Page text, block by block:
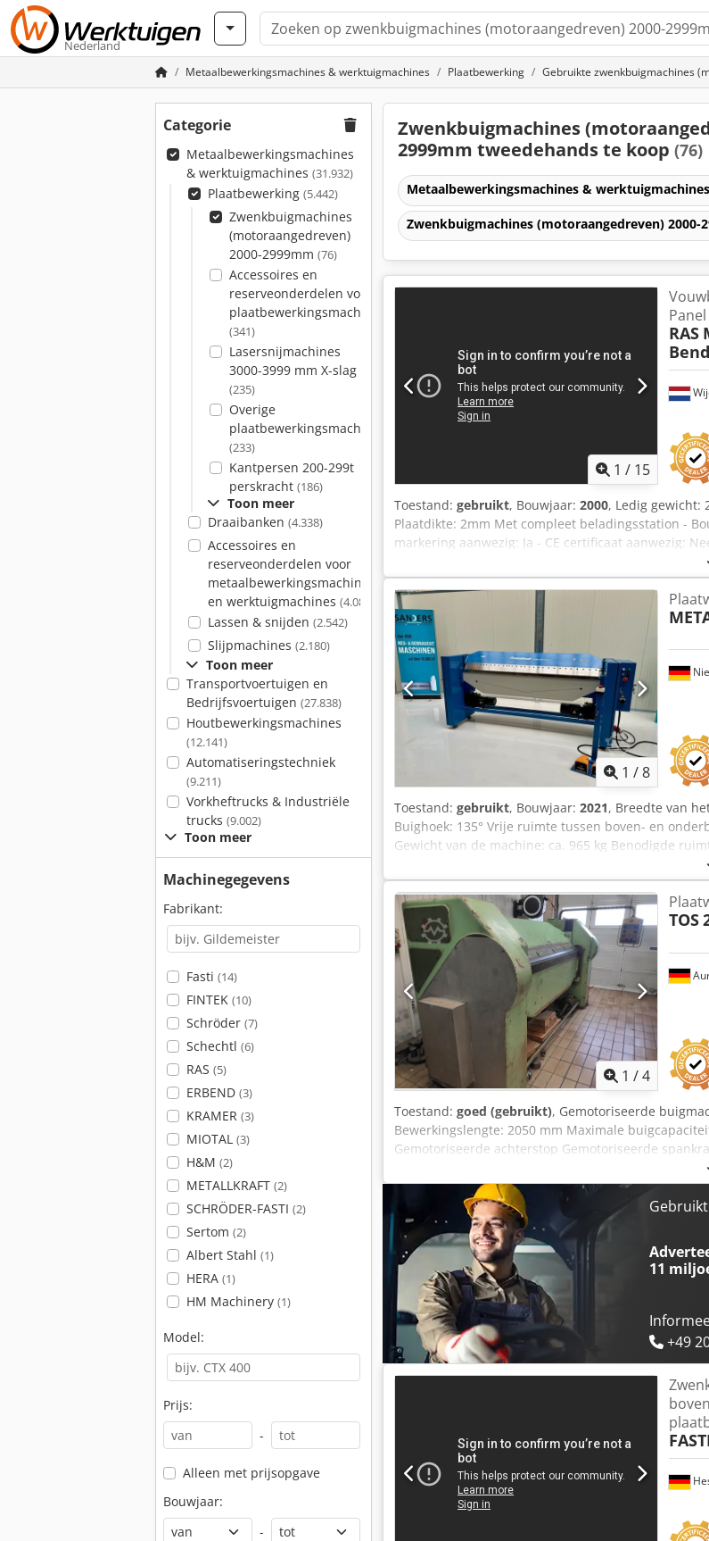
Nederland
Metaalbewerkingsmachines & werktuigmachines Plaatbewerking Gebruikte zwenkbuigmachines
Categorie
Metaalbewerkingsmachines
& werktuigmachines (31.932)
Plaatbewerking (5.442)
Zwenkbuigmachines
(motoraangedreven)
2000-2999mm (76)
Accessoires en
reserveonderdelen voor
plaatbewerkingsmachines
(341)
Lasersnijmachines
3000-3999 mm X-slag
(235)
Overige
plaatbewerkingsmachines
(233)
Kantpersen 200-299t
perskracht (186)
Toon meer
Draaibanken (4.338)
Accessoires en
reserveonderdelen voor
metaalbewerkingsmachines
en werktuigmachines (4.082)
Lassen & snijden (2.542)
Slijpmachines (2.180)
Toon meer
Transportvoertuigen en
Bedrijfsvoertuigen (27.838)
Houtbewerkingsmachines
(12.141)
Automatiseringstechniek
(9.211)
Vorkheftrucks & Industriële
trucks (9.002)
Toon meer
Machinegegevens
Fabrikant:
Fasti (14)
FINTEK (10)
Schröder (7)
Schechtl (6)
RAS (5)
ERBEND (3)
KRAMER (3)
MIOTAL (3)
H&M (2)
METALLKRAFT (2)
SCHRÖDER-FASTI (2)
Sertom (2)
Albert Stahl (1)
HERA (1)
HM Machinery (1)
Model:
Prijs:
-
Alleen met prijsopgave
Bouwjaar:
-
Zwenkbuigmachines
2999mm tweedehands te koop (76)
Metaalbewerkingsmachines & werktuigmachines
Zwenkbuigmachines (motoraangedreven) 2000-
1 / 15
RAS
Toestand: gebruikt, Bouwjaar: 2000, Ledig gewicht:
Plaatdikte: 2mm Met compleet beladingsstation -
markering aanwezig: Ja - CE certificaat aanwezig:
[kW]: 18.0 - Max. plaatdikte [mm]: 2 - Max.
Transportgewicht [kg]: 22000kg Financiële
exclusief BTW BTW/marge: BTW verrekenbaar
alles in de industriële sectoren Lukas van Rossum
1 /8
Toestand: gebruikt, Bouwjaar: 2021, Breedte van
Buighoek: 135° Vrije ruimte tussen boven- en
Gewicht van de machine: ca. 965 kg Benodigde
9.990 euro Speciale prijs op aanvraag
plaatwerk met beide handen te positioneren - Het
kettingaandrijving vastgeklemd en gebogen - De
schaalring worden afgelezen - Veel
Nauwkeurige beweging van de buigbalk via grote,
Chjdpfxey Erw Ej Adtea
1 /4
TOS
Toestand: goed (gebruikt), Gemotoriseerde
Bewerkingslengte: 2050 mm Maximale
Gemotoriseerde achterstop Gemotoriseerde
Handmatig instelbare buigradius van 0-100 mm
functioneel.
11
+49